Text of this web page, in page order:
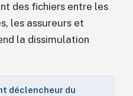
des fichiers entre les
les assureurs et
la dissimulation
déclencheur du